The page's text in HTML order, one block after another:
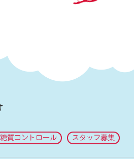
糖質コントロール スタッフ募集